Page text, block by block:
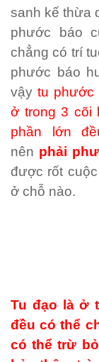
sanh kế thừa
phước báo
chẳng có trí
phước báo
vậy tu phước
ở trong 3 cõi
phần lớn
nên phải
được rốt
ở chỗ nào.
Tu đạo là ở
đều có thể
có thể trừ